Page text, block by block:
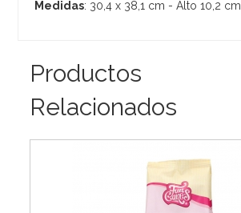
Medidas: 30,4 x 38,1 cm - Alto 10,2 cm.
Productos
Relacionados